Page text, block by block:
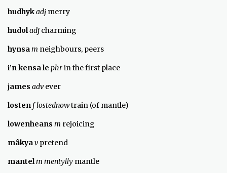
hudhykadj merry
hudoladj charming
hynsam neighbours, peers
i’n kensa le phrin the first place
james adv ever
losten f lostednowtrain (of mantle)
lowenheans m rejoicing
mâkyav pretend
mantelm mentylly mantle